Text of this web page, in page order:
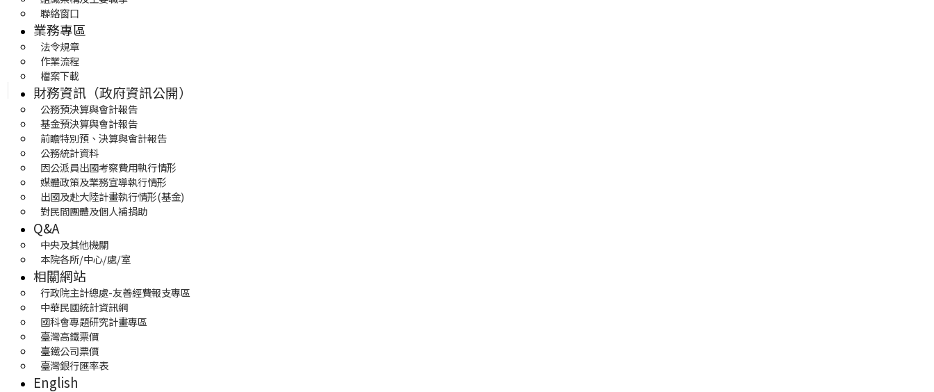
聯絡窗口
業務專區
法令規章
作業流程
檔案下載
財務資訊（政府資訊公開）
公務預決算與會計報告
基金預決算與會計報告
前瞻特別預、決算與會計報告
公務統計資料
因公派員出國考察費用執行情形
媒體政策及業務宣導執行情形
出國及赴大陸計畫執行情形(基金)
對民間團體及個人補捐助
Q&A
中央及其他機關
本院各所/中心/處/室
相關網站
行政院主計總處-友善經費報支專區
中華民國統計資訊網
國科會專題研究計畫專區
臺灣高鐵票價
臺鐵公司票價
臺灣銀行匯率表
English